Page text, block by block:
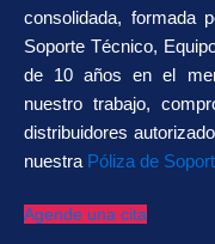
consolidada, formada
Soporte Técnico,
de 10 años en el
nuestro trabajo,
distribuidores
nuestra Póliza de
Agende una cita